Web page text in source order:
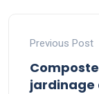
Previous Post
jardinage